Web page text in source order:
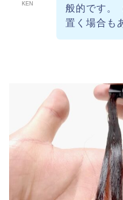
KEN
般的です。
置く場合も